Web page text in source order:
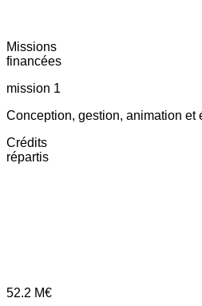
Missions
financées
mission 1
Conception, gestion, animation
Crédits
répartis
52.2 M€